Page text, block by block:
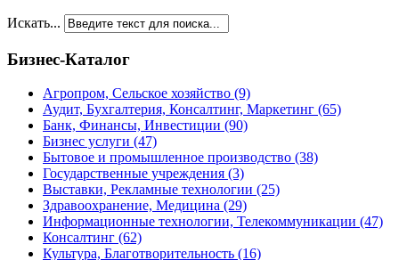
Искать...
Бизнес-Каталог
Агропром, Сельское хозяйство (9)
Аудит, Бухгалтерия, Консалтинг, Маркетинг (65)
Банк, Финансы, Инвестиции (90)
Бизнес услуги (47)
Бытовое и промышленное производство (38)
Государственные учреждения (3)
Выставки, Рекламные технологии (25)
Здравоохранение, Медицина (29)
Информационные технологии, Телекоммуникации (47)
Консалтинг (62)
Культура, Благотворительность (16)